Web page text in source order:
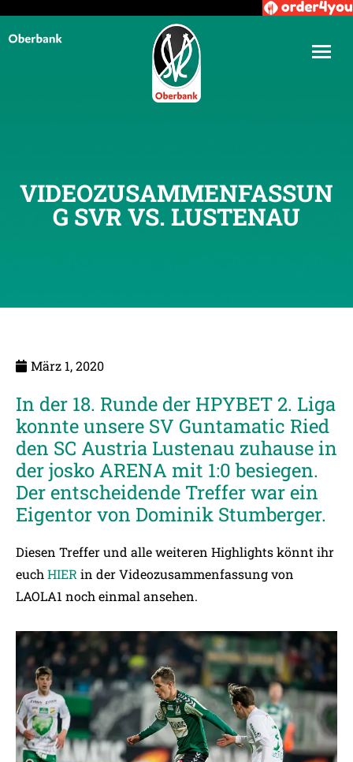
VIDEOZUSAMMENFASSUN
G SVR VS. LUSTENAU
März 1, 2020
In der 18. Runde der HPYBET 2. Liga
konnte unsere SV Guntamatic Ried
den SC Austria Lustenau zuhause in
der josko ARENA mit 1:0 besiegen.
Der entscheidende Treffer war ein
Eigentor von Dominik Stumberger.
Diesen Treffer und alle weiteren Highlights könnt ihr
euch HIER in der Videozusammenfassung von
LAOLA1 noch einmal ansehen.